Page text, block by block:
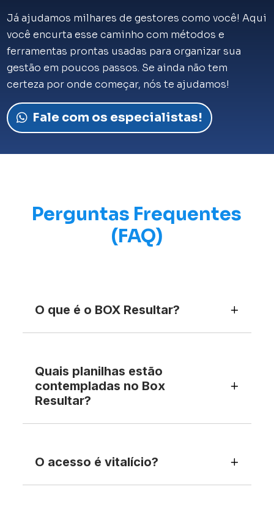
Já ajudamos milhares de gestores como você! Aqui
você encurta esse caminho com métodos e
ferramentas prontas usadas para organizar sua
gestão em poucos passos. Se ainda não tem
certeza por onde começar, nós te ajudamos!
Fale com os especialistas!
Perguntas Frequentes
(FAQ)
O que é o BOX Resultar?
Quais planilhas estão
contempladas no Box
Resultar?
O acesso é vitalício?